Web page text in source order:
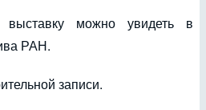
можно увидеть в
РАН.
записи.